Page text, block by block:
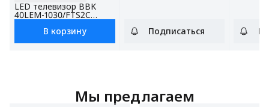
LED телевизор BBK
40LEM-1030/FTS2C
В корзину Подписаться
Мы предлагаем